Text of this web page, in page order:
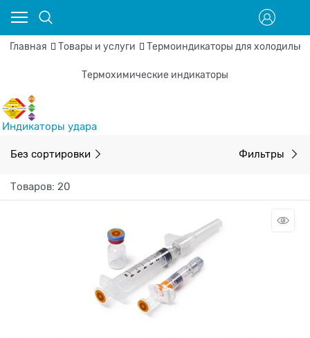
Главная Товары и услуги Термоиндикаторы для
Термохимические индикаторы
Индикаторы удара
Без сортировки Фильтры
Товаров: 20